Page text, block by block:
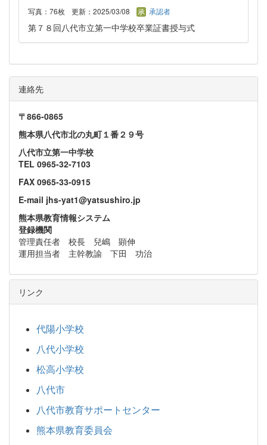
写真：76枚 更新：2025/03/08 承認者
第７８回八代市立第一中学校卒業証書授与式
連絡先
〒866‐0865
熊本県八代市北の丸町１番２９号
八代市立第一中学校
TEL 0965-32-7103
FAX 0965-33-0915
E-mail jhs-yat1@yatsushiro.jp
熊本県教育情報システム
登録機関
管理責任者 校長 兒嶋 顕伸
運用担当者 主幹教諭 下田 功治
リンク
代陽小学校
八代小学校
松高小学校
八代市
八代市教育サポートセンター
熊本県教育委員会